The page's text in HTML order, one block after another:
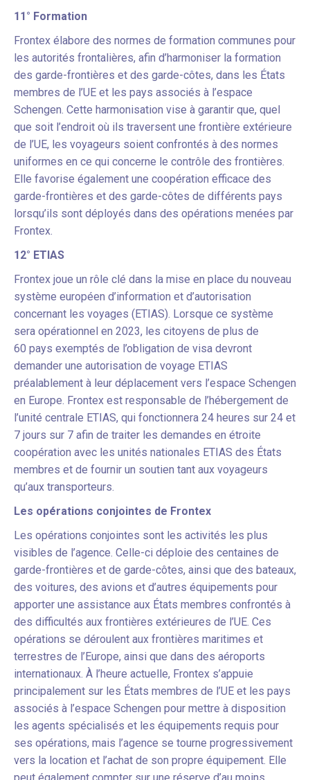
11° Formation
Frontex élabore des normes de formation communes pour
les autorités frontalières, afin d’harmoniser la formation
des garde-frontières et des garde-côtes, dans les États
membres de l’UE et les pays associés à l’espace
Schengen. Cette harmonisation vise à garantir que, quel
que soit l’endroit où ils traversent une frontière extérieure
de l’UE, les voyageurs soient confrontés à des normes
uniformes en ce qui concerne le contrôle des frontières.
Elle favorise également une coopération efficace des
garde-frontières et des garde-côtes de différents pays
lorsqu’ils sont déployés dans des opérations menées par
Frontex.
12° ETIAS
Frontex joue un rôle clé dans la mise en place du nouveau
système européen d’information et d’autorisation
concernant les voyages (ETIAS). Lorsque ce système
sera opérationnel en 2023, les citoyens de plus de
60 pays exemptés de l’obligation de visa devront
demander une autorisation de voyage ETIAS
préalablement à leur déplacement vers l’espace Schengen
en Europe. Frontex est responsable de l’hébergement de
l’unité centrale ETIAS, qui fonctionnera 24 heures sur 24 et
7 jours sur 7 afin de traiter les demandes en étroite
coopération avec les unités nationales ETIAS des États
membres et de fournir un soutien tant aux voyageurs
qu’aux transporteurs.
Les opérations conjointes de Frontex
Les opérations conjointes sont les activités les plus
visibles de l’agence. Celle-ci déploie des centaines de
garde-frontières et de garde-côtes, ainsi que des bateaux,
des voitures, des avions et d’autres équipements pour
apporter une assistance aux États membres confrontés à
des difficultés aux frontières extérieures de l’UE. Ces
opérations se déroulent aux frontières maritimes et
terrestres de l’Europe, ainsi que dans des aéroports
internationaux. À l’heure actuelle, Frontex s’appuie
principalement sur les États membres de l’UE et les pays
associés à l’espace Schengen pour mettre à disposition
les agents spécialisés et les équipements requis pour
ses opérations, mais l’agence se tourne progressivement
vers la location et l’achat de son propre équipement. Elle